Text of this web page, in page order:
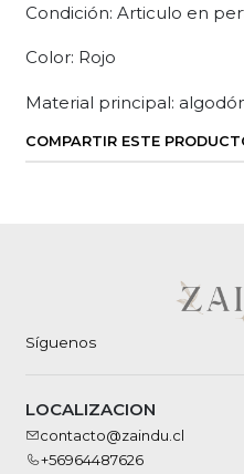
Condición: Articulo en
Color: Rojo
Material principal:
COMPARTIR ESTE
Síguenos
LOCALIZACION
contacto@zaindu.cl
+56964487626